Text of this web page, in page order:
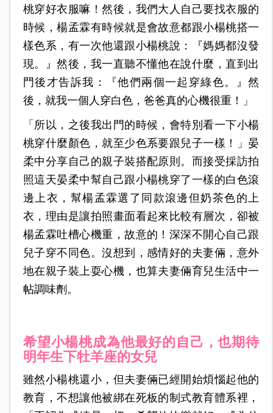
桃穿好衣服嘛！然後，我們大人自己要找衣服的
時候，楊孟霖有時候就是會故意都跟小楊桃搭一
樣色系，有一次他還跟小楊桃說：『媽媽都沒發
現。』然後，我一直聽不懂他在說什麼，直到出
門後才告訴我：『他們兩個一起穿綠色。』然
後，就我一個人穿白色，爸爸真的心機很重！」
「所以，之後我出門的時候，會特別看一下小楊
桃穿什麼顏色，就至少色系要跟兒子一樣！」晏
柔中分享自己的親子裝搭配原則。而接受採訪拍
照這天晏柔中幫自己跟小楊桃穿了一樣的白色滾
邊上衣，幫楊孟霖選了同款滾邊但奶茶色的上
衣，理由是讓拍照畫面看起來比較有層次，卻被
楊孟霖吐槽心機重，故意的！深深不開心自己跟
兒子穿不同色。沒想到，感情好的夫妻倆，意外
地在親子裝上耍心機，也算夫妻倆育兒生活中一
帖調味劑。
希望小楊桃成為他最好的自己，也期待
明年生下牡羊座的女兒
雖然小楊桃還小，但夫妻倆已經開始煩惱起他的
教育，不想讓他被綁在死板的制式教育體系裡，